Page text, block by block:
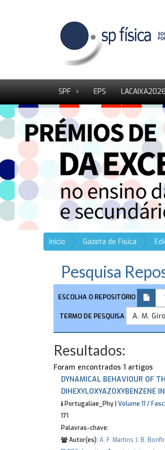
SPF EPS LACAIXA2026
Início Gazeta de Física
Pesquisa
ESCOLHA O REPOSITÓRIO
TERMO DE PESQUISA
Resultados:
Foram encontrados 1 artigos
DYNAMICAL BEHAVIOUR OF
DIHEXYLOXYAZOXYBENZENE
Portugaliae_Phy | Volume 11 /
171
Palavras-chave:
Autor(es):A. F. Martins J. B.